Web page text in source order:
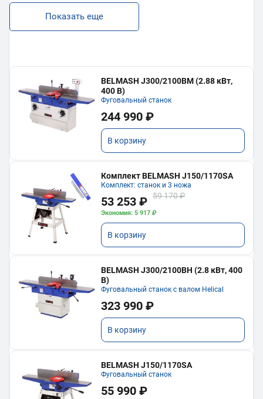
Показать еще
BELMASH J300/2100ВМ (2.88 кВт,
400 В)
Фуговальный станок
244 990 ₽
В корзину
Комплект BELMASH J150/1170SA
Комплект: станок и 3 ножа
53 253 ₽ 59 170 ₽
Экономия: 5 917 ₽
В корзину
BELMASH J300/2100ВH (2.8 кВт, 400
В)
Фуговальный станок с валом Helical
323 990 ₽
В корзину
BELMASH J150/1170SA
Фуговальный станок
55 990 ₽